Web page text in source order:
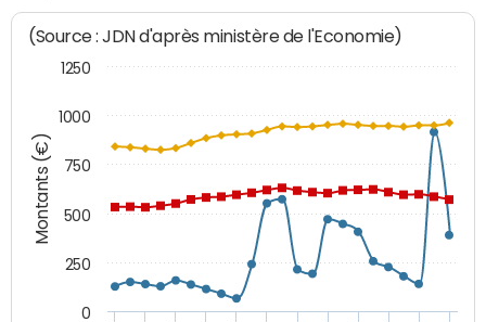
Montants (€)
(Source : JDN d'après ministère de l'Economie)
0
250
500
750
1000
1250